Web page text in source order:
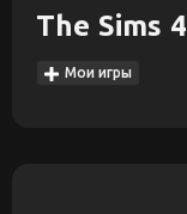
The Sims 4
Мои игры